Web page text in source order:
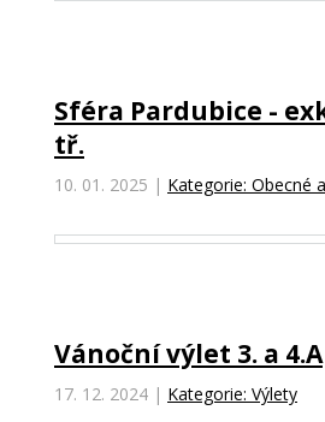
Sféra Pardubice -
tř.
10. 01. 2025 | Kategorie: Obecné
Vánoční výlet 3. a 4.A
17. 12. 2024 | Kategorie: Výlety